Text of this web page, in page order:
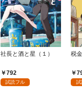
社長と酒と星（１）
792
試読フル
税
試